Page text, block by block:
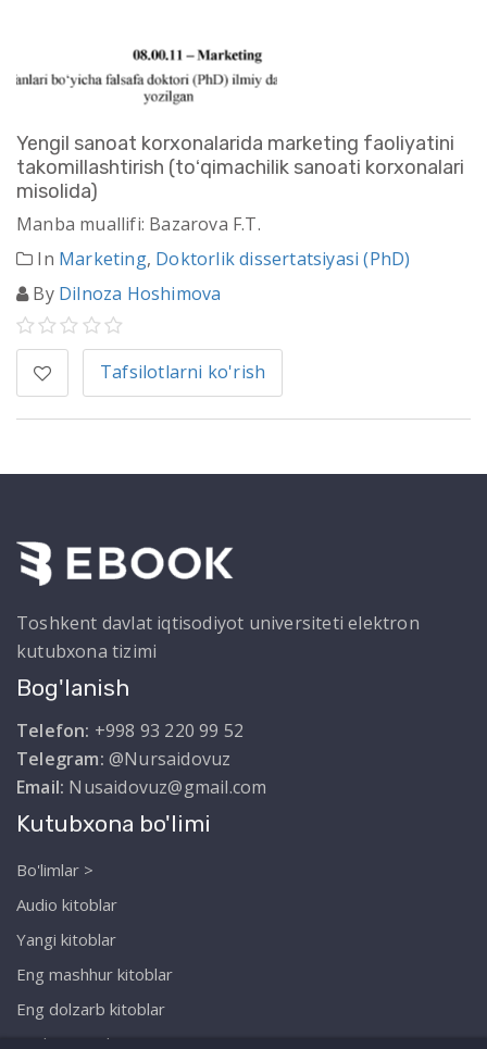
Yengil sanoat korxonalarida marketing faoliyatini
takomillashtirish (toʻqimachilik sanoati korxonalari
misolida)
Manba muallifi: Bazarova F.T.
In Marketing, Doktorlik dissertatsiyasi (PhD)
By Dilnoza Hoshimova
Tafsilotlarni ko'rish
Toshkent davlat iqtisodiyot universiteti elektron
kutubxona tizimi
Bog'lanish
Telefon: +998 93 220 99 52
Telegram: @Nursaidovuz
Email: Nusaidovuz@gmail.com
Kutubxona bo'limi
Bo'limlar >
Audio kitoblar
Yangi kitoblar
Eng mashhur kitoblar
Eng dolzarb kitoblar
Biz haqimizda